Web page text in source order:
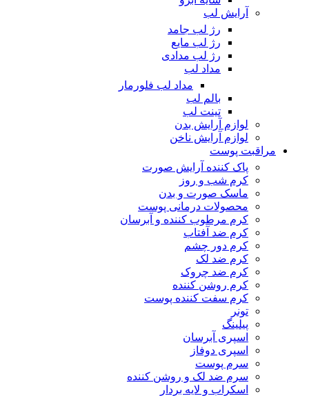
آرایش لب
رژ لب جامد
رژ لب مایع
رژ لب مدادی
مداد لب
مداد لب فلورمار
بالم لب
تینت لب
لوازم آرایش بدن
لوازم آرایش ناخن
مراقبت پوست
پاک کننده آرایش صورت
کرم شب و روز
ماسک صورت و بدن
محصولات درمانی پوست
کرم مرطوب کننده و آبرسان
کرم ضد آفتاب
کرم دور چشم
کرم ضد لک
کرم ضد چروک
کرم روشن کننده
کرم سفت کننده پوست
تونر
پیلینگ
اسپری آبرسان
اسپری دوفاز
سرم پوست
سرم ضد لک و روشن کننده
اسکراب و لایه بردار